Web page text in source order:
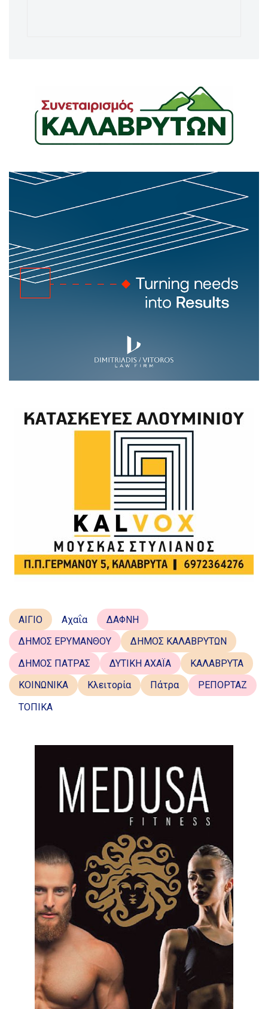
ΑΙΓΙΟ Αχαΐα
ΔΑΦΝΗ
ΔΗΜΟΣ ΕΡΥΜΑΝΘΟΥ
ΔΗΜΟΣ ΚΑΛΑΒΡΥΤΩΝ
ΔΗΜΟΣ ΠΑΤΡΑΣ
ΔΥΤΙΚΗ ΑΧΑΪΑ
ΚΑΛΑΒΡΥΤΑ
ΚΟΙΝΩΝΙΚΑ
Κλειτορία Πάτρα
ΡΕΠΟΡΤΑΖ
ΤΟΠΙΚΑ